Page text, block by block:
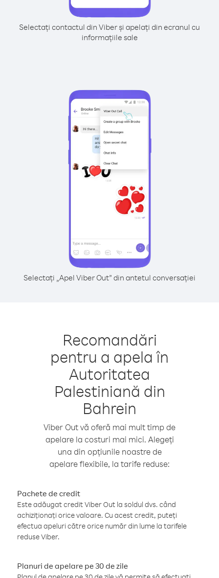
Selectați contactul din Viber și apelați din ecranul cu
informațiile sale
Selectați „Apel Viber Out” din antetul conversației
Recomandări
pentru a apela în
Autoritatea
Palestiniană din
Bahrein
Viber Out vă oferă mai mult timp de
apelare la costuri mai mici. Alegeți
una din opțiunile noastre de
apelare flexibile, la tarife reduse:
Pachete de credit
Este adăugat credit Viber Out la soldul dvs. când
achiziționați orice valoare. Cu acest credit, puteți
efectua apeluri către orice număr din lume la tarifele
reduse Viber.
Planuri de apelare pe 30 de zile